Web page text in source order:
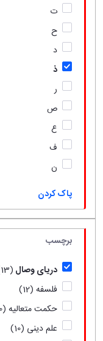
ت
ح
د
ذ
ر
ص
ع
ف
ن
پاک کردن
برچسب
دریای وصال (13)
فلسفه (12)
حکمت متعالیه (10)
علم دینی (10)